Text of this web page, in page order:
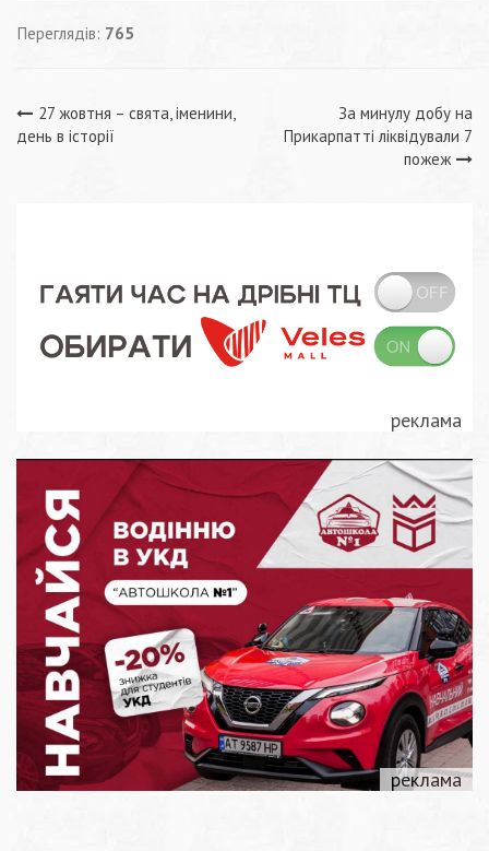
Переглядів: 765
Навігація
27 жовтня – свята, іменини,
день в історії
За минулу добу на
Прикарпатті ліквідували 7
пожеж